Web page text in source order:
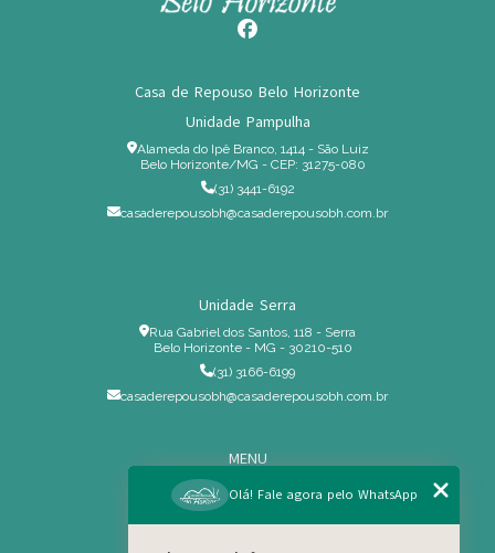
Casa de Repouso Belo Horizonte
Unidade Pampulha
Alameda do Ipê Branco, 1414 - São Luiz
Belo Horizonte/MG - CEP: 31275-080
(31) 3441-6192
casaderepousobh@casaderepousobh.com.br
Unidade Serra
Rua Gabriel dos Santos, 118 - Serra
Belo Horizonte - MG - 30210-510
(31) 3166-6199
casaderepousobh@casaderepousobh.com.br
MENU
Home
Institucional
Olá! Fale agora pelo WhatsApp